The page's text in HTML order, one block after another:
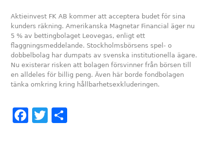
Aktieinvest FK AB kommer att acceptera budet för sina
kunders räkning. Amerikanska Magnetar Financial äger nu
5 % av bettingbolaget Leovegas, enligt ett
flaggningsmeddelande. Stockholmsbörsens spel- o
dobbelbolag har dumpats av svenska institutionella ägare.
Nu existerar risken att bolagen försvinner från börsen till
en alldeles för billig peng. Även här borde fondbolagen
tänka omkring kring hållbarhetsexkluderingen.
Facebook
Twitter